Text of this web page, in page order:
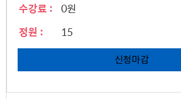
수강료 : 0원
정원 :
15
신청마감